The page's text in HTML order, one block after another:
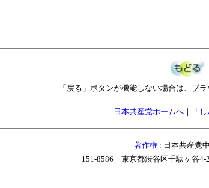
「戻る」ボタンが機能しない場合は、ブ
日本共産党ホームへ｜ 「
著作権: 日本共産党
151-8586 東京都渋谷区千駄ヶ谷